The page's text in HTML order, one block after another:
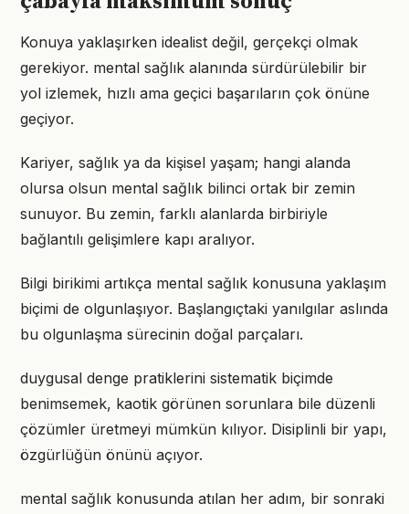
Konuya yaklaşırken idealist değil, gerçekçi olmak
gerekiyor. mental sağlık alanında sürdürülebilir bir
yol izlemek, hızlı ama geçici başarıların çok önüne
geçiyor.
Kariyer, sağlık ya da kişisel yaşam; hangi alanda
olursa olsun mental sağlık bilinci ortak bir zemin
sunuyor. Bu zemin, farklı alanlarda birbiriyle
bağlantılı gelişimlere kapı aralıyor.
Bilgi birikimi artıkça mental sağlık konusuna yaklaşım
biçimi de olgunlaşıyor. Başlangıçtaki yanılgılar aslında
bu olgunlaşma sürecinin doğal parçaları.
duygusal denge pratiklerini sistematik biçimde
benimsemek, kaotik görünen sorunlara bile düzenli
çözümler üretmeyi mümkün kılıyor. Disiplinli bir yapı,
özgürlüğün önünü açıyor.
mental sağlık konusunda atılan her adım, bir sonraki